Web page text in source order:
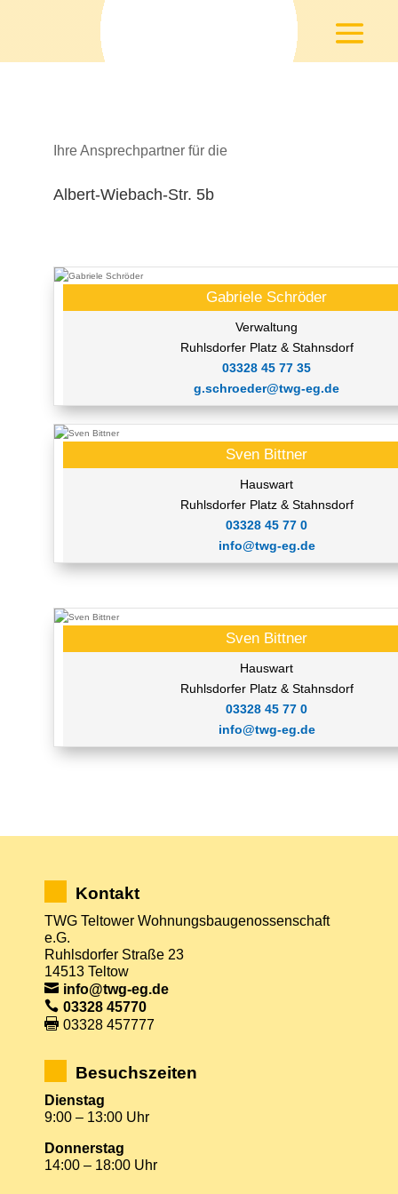
Ihre Ansprechpartner für die
Albert-Wiebach-Str. 5b
Gabriele Schröder
Verwaltung
Ruhlsdorfer Platz & Stahnsdorf
03328 45 77 35
g.schroeder@twg-eg.de
Sven Bittner
Hauswart
Ruhlsdorfer Platz & Stahnsdorf
03328 45 77 0
info@twg-eg.de
Sven Bittner
Hauswart
Ruhlsdorfer Platz & Stahnsdorf
03328 45 77 0
info@twg-eg.de
Kontakt
TWG Teltower Wohnungsbaugenossenschaft
e.G.
Ruhlsdorfer Straße 23
14513 Teltow
info@twg-eg.de
03328 45770
03328 457777
Besuchszeiten
Dienstag
9:00 – 13:00 Uhr
Donnerstag
14:00 – 18:00 Uhr